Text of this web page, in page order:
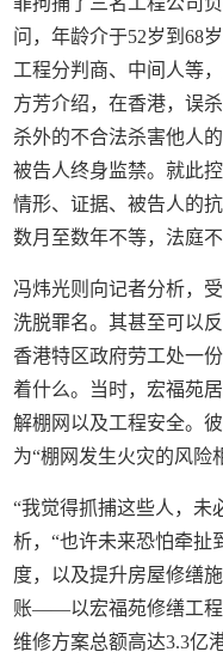
问，年龄介于52岁到68
工程分判商、中间人等
方芳介绍，在香港，误
杀外的不合法杀害他人
被告人终身监禁。就此
情形、证据、被告人的
数月至数年不等，法庭
冯炜光则向记者分析，
洗脱罪名。其甚至可以
香港特区政府劳工处一
着什么。当时，宏福苑
解棚网以及工程安全。
为“棚网发生火灾的风险
“我觉得抓捕这些人，未
析，“也许未来恐怕牵扯
度，以及提升房屋修缮
账——以宏福苑修缮工程
维修方案总额高达3.3亿